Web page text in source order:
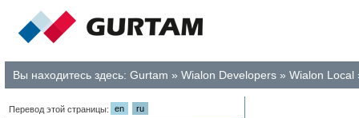
Вы находитесь здесь: Gurtam » Wialon Developers » Wialon Local
Перевод этой страницы: en ru